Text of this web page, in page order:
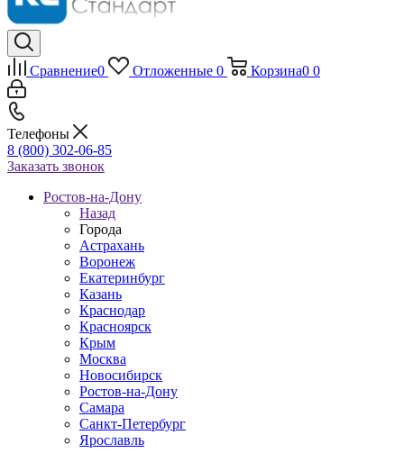
Сравнение0 Отложенные 0 Корзина0 0
Телефоны
8 (800) 302-06-85
Заказать звонок
Ростов-на-Дону
Назад
Города
Астрахань
Воронеж
Екатеринбург
Казань
Краснодар
Красноярск
Крым
Москва
Новосибирск
Ростов-на-Дону
Самара
Санкт-Петербург
Ярославль